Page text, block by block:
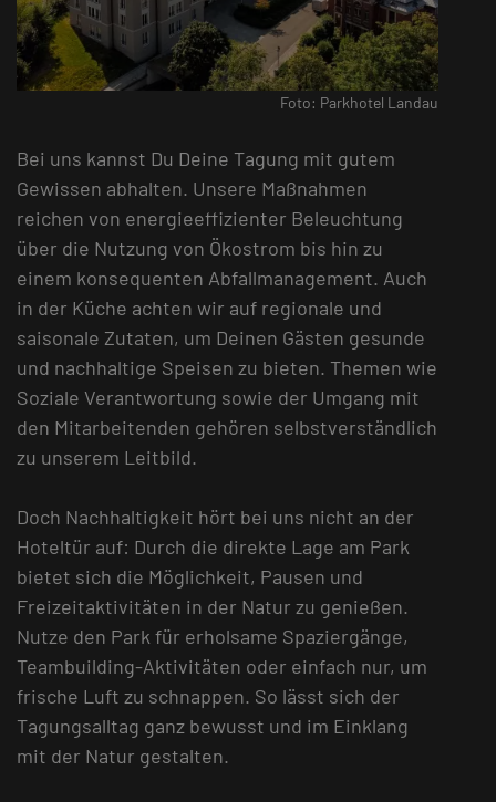
Foto: Parkhotel Landau
Bei uns kannst Du Deine Tagung mit gutem
Gewissen abhalten. Unsere Maßnahmen
reichen von energieeffizienter Beleuchtung
über die Nutzung von Ökostrom bis hin zu
einem konsequenten Abfallmanagement. Auch
in der Küche achten wir auf regionale und
saisonale Zutaten, um Deinen Gästen gesunde
und nachhaltige Speisen zu bieten. Themen wie
Soziale Verantwortung sowie der Umgang mit
den Mitarbeitenden gehören selbstverständlich
zu unserem Leitbild.
Doch Nachhaltigkeit hört bei uns nicht an der
Hoteltür auf: Durch die direkte Lage am Park
bietet sich die Möglichkeit, Pausen und
Freizeitaktivitäten in der Natur zu genießen.
Nutze den Park für erholsame Spaziergänge,
Teambuilding-Aktivitäten oder einfach nur, um
frische Luft zu schnappen. So lässt sich der
Tagungsalltag ganz bewusst und im Einklang
mit der Natur gestalten.